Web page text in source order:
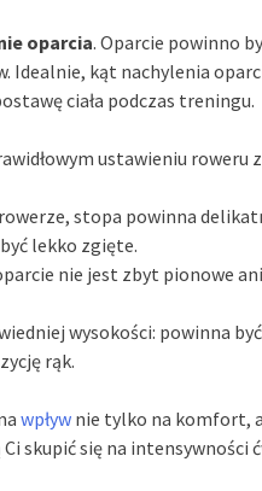
oparcia. Oparcie powinno
Idealnie, kąt nachylenia
ciała podczas treningu.
ustawieniu roweru
stopa powinna
lekko zgięte.
nie jest zbyt pionowe
wysokości: powinna
rąk.
wpływ nie tylko na komfort,
skupić się na intensywności